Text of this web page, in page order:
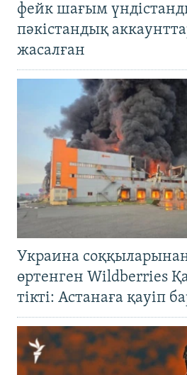
фейк шағым
пәкістандық
жасалған
Украина
өртенген Wildberries
тікті: Астанаға қауіп